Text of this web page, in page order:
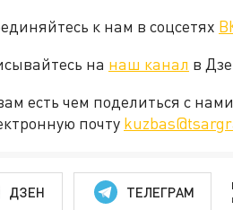
к нам в соцсетях
на наш канал в
есть чем поделиться с
почту
ДЗЕН ТЕЛЕГРАМ